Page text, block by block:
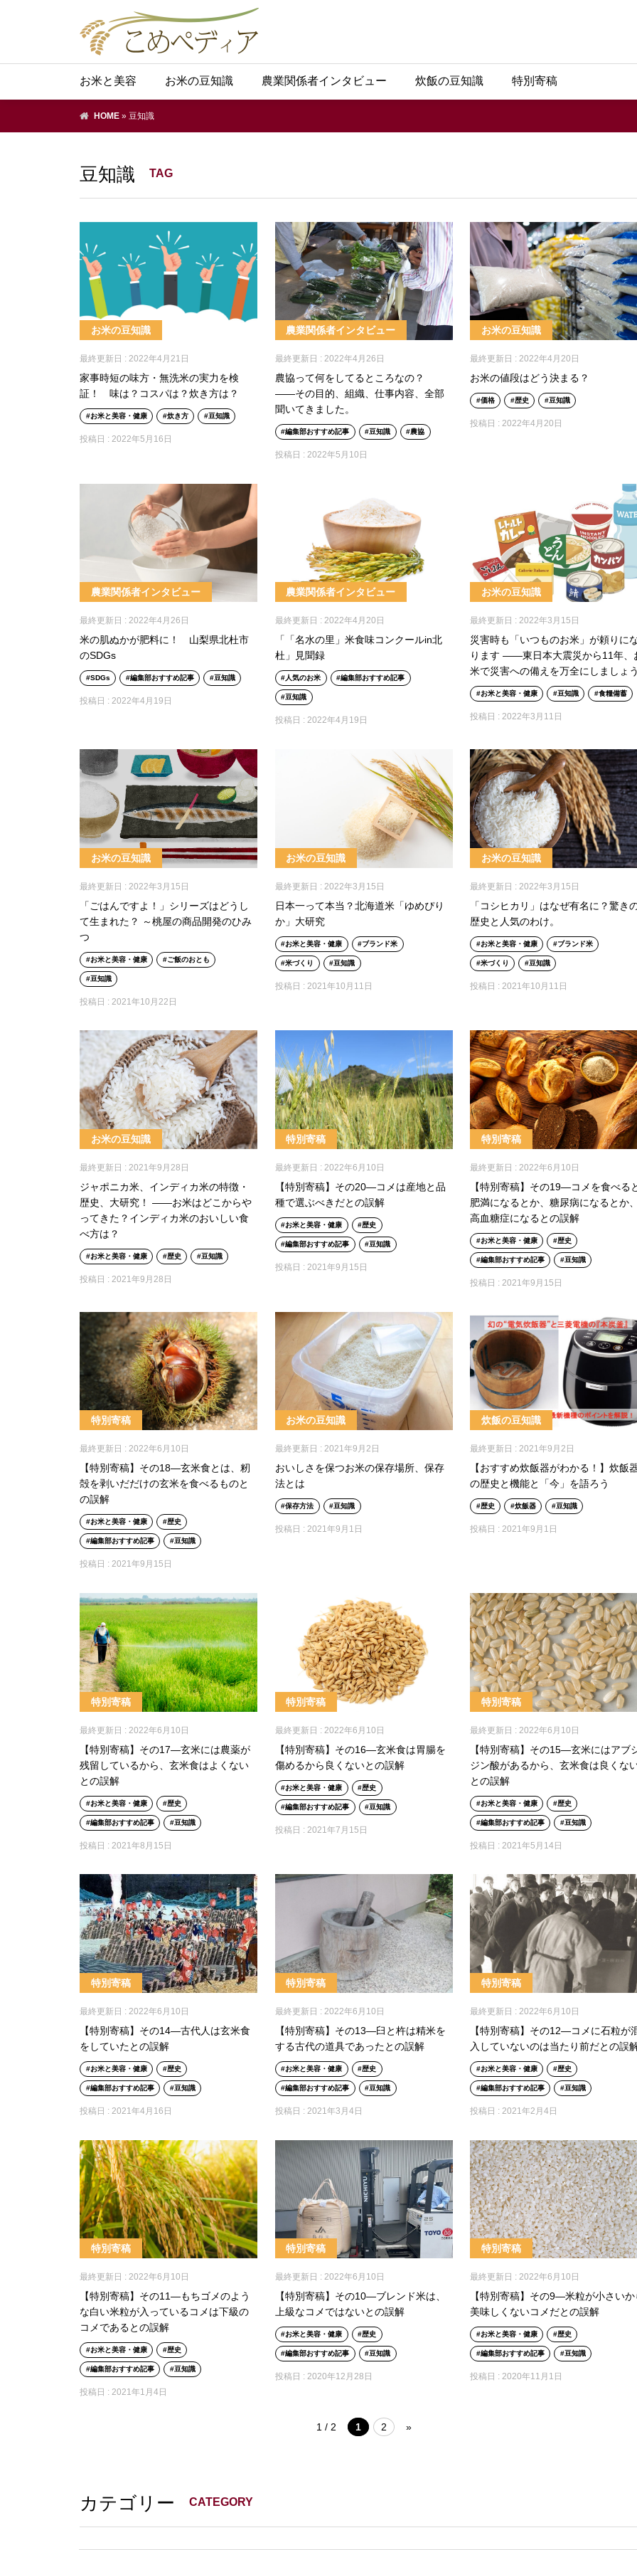
お米と美容 お米の豆知識 農業関係者インタビュー 炊飯の豆知識 特別寄稿
HOME » 豆知識
豆知識 TAG
お米の豆知識
最終更新日 : 2022年4月21日
家事時短の味方・無洗米の実力を検
証！ 味は？コスパは？炊き方は？
お米と美容・健康 炊き方 豆知識
投稿日 : 2022年5月16日
農業関係者インタビュー
最終更新日 : 2022年4月26日
農協って何をしてるところなの？
――その目的、組織、仕事内容、全部
聞いてきました。
編集部おすすめ記事 豆知識 農協
投稿日 : 2022年5月10日
お米の豆知識
最終更新日 :2022年4月20日
お米の値段はどう決まる？
価格 歴史 豆知識
投稿日 :2022年4月20日
農業関係者インタビュー
最終更新日 : 2022年4月26日
米の肌ぬかが肥料に！ 山梨県北杜市
のSDGs
SDGs 編集部おすすめ記事 豆知識
投稿日 : 2022年4月19日
農業関係者インタビュー
最終更新日 : 2022年4月20日
「「名水の里」米食味コンクールin北
杜」見聞録
人気のお米 編集部おすすめ記事
豆知識
投稿日 : 2022年4月19日
お米の豆知識
最終更新日 :2022年3月15日
災害時も「いつものお米」が頼りに
ります ――東日本大震災から11年、
米で災害への備えを万全にしましょ
お米と美容・健康 豆知識 食糧備蓄
投稿日 :2022年3月11日
お米の豆知識
最終更新日 : 2022年3月15日
「ごはんですよ！」シリーズはどうし
て生まれた？ ～桃屋の商品開発のひみ
つ
お米と美容・健康 ご飯のおとも
豆知識
投稿日 : 2021年10月22日
お米の豆知識
最終更新日 : 2022年3月15日
日本一って本当？北海道米「ゆめぴり
か」大研究
お米と美容・健康 ブランド米
米づくり 豆知識
投稿日 : 2021年10月11日
お米の豆知識
最終更新日 : 2022年3月15日
「コシヒカリ」はなぜ有名に？驚き
歴史と人気のわけ。
お米と美容・健康 ブランド米
米づくり 豆知識
投稿日 : 2021年10月11日
お米の豆知識
最終更新日 : 2021年9月28日
ジャポニカ米、インディカ米の特徴・
歴史、大研究！ ——お米はどこからや
ってきた？インディカ米のおいしい食
べ方は？
お米と美容・健康 歴史 豆知識
投稿日 : 2021年9月28日
特別寄稿
最終更新日 : 2022年6月10日
【特別寄稿】その20―コメは産地と品
種で選ぶべきだとの誤解
お米と美容・健康 歴史
編集部おすすめ記事 豆知識
投稿日 : 2021年9月15日
特別寄稿
最終更新日 :2022年6月10日
【特別寄稿】その19―コメを食べる
肥満になるとか、糖尿病になるとか
高血糖症になるとの誤解
お米と美容・健康 歴史
編集部おすすめ記事 豆知識
投稿日 :2021年9月15日
特別寄稿
最終更新日 : 2022年6月10日
【特別寄稿】その18―玄米食とは、籾
殻を剥いだだけの玄米を食べるものと
の誤解
お米と美容・健康 歴史
編集部おすすめ記事 豆知識
投稿日 : 2021年9月15日
お米の豆知識
最終更新日 : 2021年9月2日
おいしさを保つお米の保存場所、保存
法とは
保存方法 豆知識
投稿日 : 2021年9月1日
炊飯の豆知識
最終更新日 :2021年9月2日
【おすすめ炊飯器がわかる！】炊飯
の歴史と機能と「今」を語ろう
歴史 炊飯器 豆知識
投稿日 :2021年9月1日
特別寄稿
最終更新日 : 2022年6月10日
【特別寄稿】その17―玄米には農薬が
残留しているから、玄米食はよくない
との誤解
お米と美容・健康 歴史
編集部おすすめ記事 豆知識
投稿日 : 2021年8月15日
特別寄稿
最終更新日 : 2022年6月10日
【特別寄稿】その16―玄米食は胃腸を
傷めるから良くないとの誤解
お米と美容・健康 歴史
編集部おすすめ記事 豆知識
投稿日 : 2021年7月15日
特別寄稿
最終更新日 : 2022年6月10日
【特別寄稿】その15―玄米にはアブ
ジン酸があるから、玄米食は良くな
との誤解
お米と美容・健康 歴史
編集部おすすめ記事 豆知識
投稿日 : 2021年5月14日
特別寄稿
最終更新日 : 2022年6月10日
【特別寄稿】その14―古代人は玄米食
をしていたとの誤解
お米と美容・健康 歴史
編集部おすすめ記事 豆知識
投稿日 : 2021年4月16日
特別寄稿
最終更新日 : 2022年6月10日
【特別寄稿】その13―臼と杵は精米を
する古代の道具であったとの誤解
お米と美容・健康 歴史
編集部おすすめ記事 豆知識
投稿日 : 2021年3月4日
特別寄稿
最終更新日 :2022年6月10日
【特別寄稿】その12―コメに石粒が
入していないのは当たり前だとの誤
お米と美容・健康 歴史
編集部おすすめ記事 豆知識
投稿日 :2021年2月4日
特別寄稿
最終更新日 : 2022年6月10日
【特別寄稿】その11―もちゴメのよう
な白い米粒が入っているコメは下級の
コメであるとの誤解
お米と美容・健康 歴史
編集部おすすめ記事 豆知識
投稿日 : 2021年1月4日
特別寄稿
最終更新日 : 2022年6月10日
【特別寄稿】その10―ブレンド米は、
上級なコメではないとの誤解
お米と美容・健康 歴史
編集部おすすめ記事 豆知識
投稿日 : 2020年12月28日
特別寄稿
最終更新日 :2022年6月10日
【特別寄稿】その9―米粒が小さいか
美味しくないコメだとの誤解
お米と美容・健康 歴史
編集部おすすめ記事 豆知識
投稿日 :2020年11月1日
1 / 2 1 2 »
カテゴリー CATEGORY